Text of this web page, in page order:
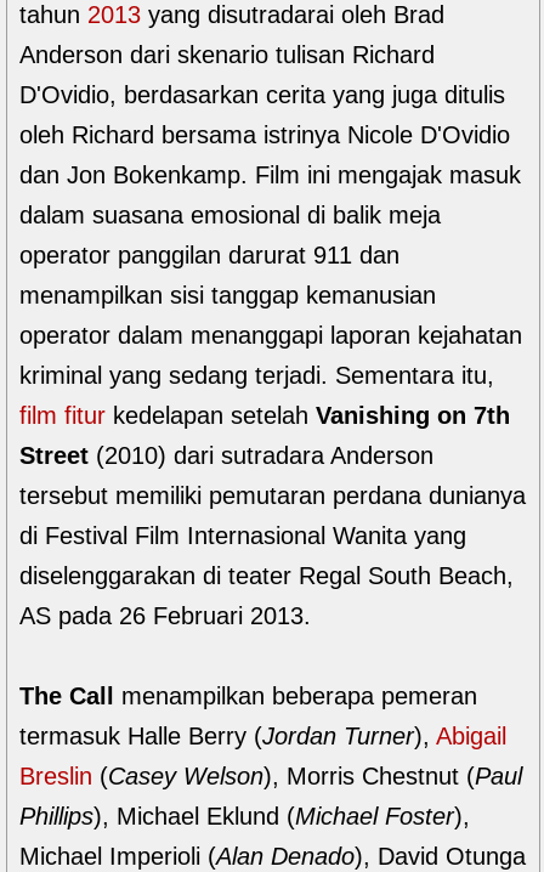
tahun 2013 yang disutradarai oleh Brad
Anderson dari skenario tulisan Richard
D'Ovidio, berdasarkan cerita yang juga ditulis
oleh Richard bersama istrinya Nicole D'Ovidio
dan Jon Bokenkamp. Film ini mengajak masuk
dalam suasana emosional di balik meja
operator panggilan darurat 911 dan
menampilkan sisi tanggap kemanusian
operator dalam menanggapi laporan kejahatan
kriminal yang sedang terjadi. Sementara itu,
film fitur kedelapan setelah Vanishing on 7th
Street (2010) dari sutradara Anderson
tersebut memiliki pemutaran perdana dunianya
di Festival Film Internasional Wanita yang
diselenggarakan di teater Regal South Beach,
AS pada 26 Februari 2013.
The Call
menampilkan beberapa pemeran
termasuk Halle Berry (Jordan Turner), Abigail
Breslin (Casey Welson), Morris Chestnut (Paul
Phillips), Michael Eklund (Michael Foster),
Michael Imperioli (Alan Denado), David Otunga